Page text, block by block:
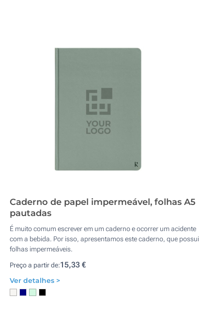
Caderno de papel impermeável, folhas A5
pautadas
É muito comum escrever em um caderno e ocorrer um acidente
com a bebida. Por isso, apresentamos este caderno, que possui
folhas impermeáveis.
Preço a partir de:15,33 €
Ver detalhes >